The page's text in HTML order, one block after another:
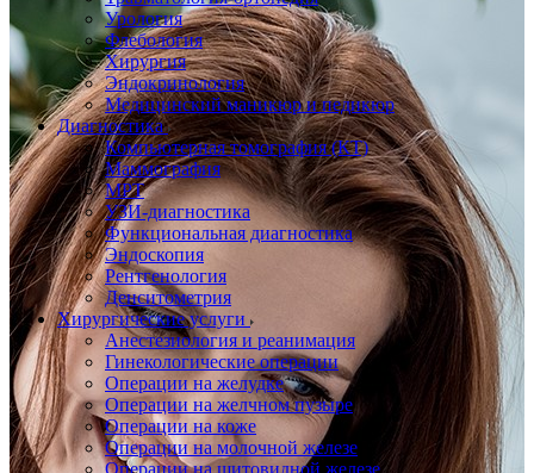
Урология
Флебология
Хирургия
Эндокринология
Медицинский маникюр и педикюр
Диагностика
Компьютерная томография (КТ)
Маммография
МРТ
УЗИ-диагностика
Функциональная диагностика
Эндоскопия
Рентгенология
Денситометрия
Хирургические услуги
Анестезиология и реанимация
Гинекологические операции
Операции на желудке
Операции на желчном пузыре
Операции на коже
Операции на молочной железе
Операции на щитовидной железе